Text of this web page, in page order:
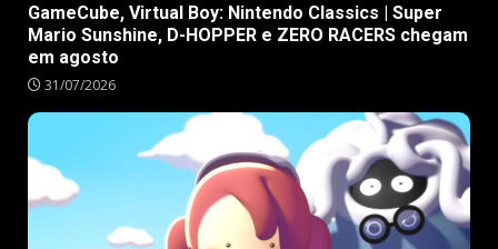
GameCube, Virtual Boy: Nintendo Classics | Super
Mario Sunshine, D-HOPPER e ZERO RACERS chegam
em agosto
31/07/2026